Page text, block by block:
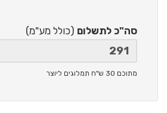
סה"כ לתשלום (כולל מע"מ)
מתוכם 30 ש"ח תמלוגים ליוצר